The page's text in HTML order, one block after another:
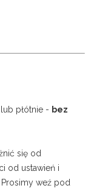
płótnie - bez
się od
od ustawień i
weź pod